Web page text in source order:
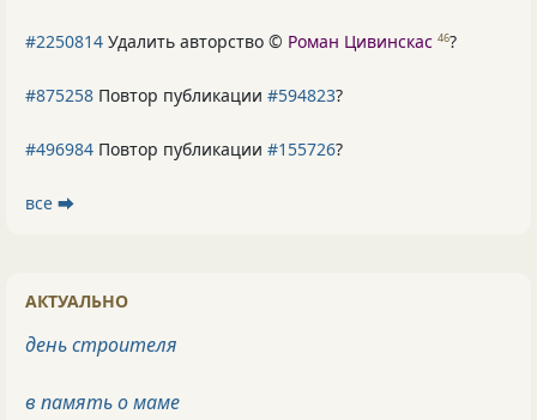
#2250814 Удалить авторство © Роман Цивинскас 46?
#875258 Повтор публикации #594823?
#496984 Повтор публикации #155726?
все ⮕
АКТУАЛЬНО
день строителя
в память о маме